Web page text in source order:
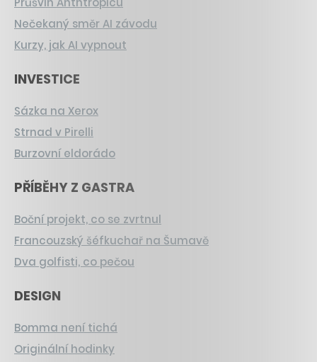
Nečekaný směr AI závodu
Kurzy, jak AI vypnout
INVESTICE
Sázka na Xerox
Strnad v Pirelli
Burzovní eldorádo
PŘÍBĚHY Z GASTRA
Boční projekt, co se zvrtnul
Francouzský šéfkuchař na Šumavě
Dva golfisti, co pečou
DESIGN
Bomma není tichá
Originální hodinky